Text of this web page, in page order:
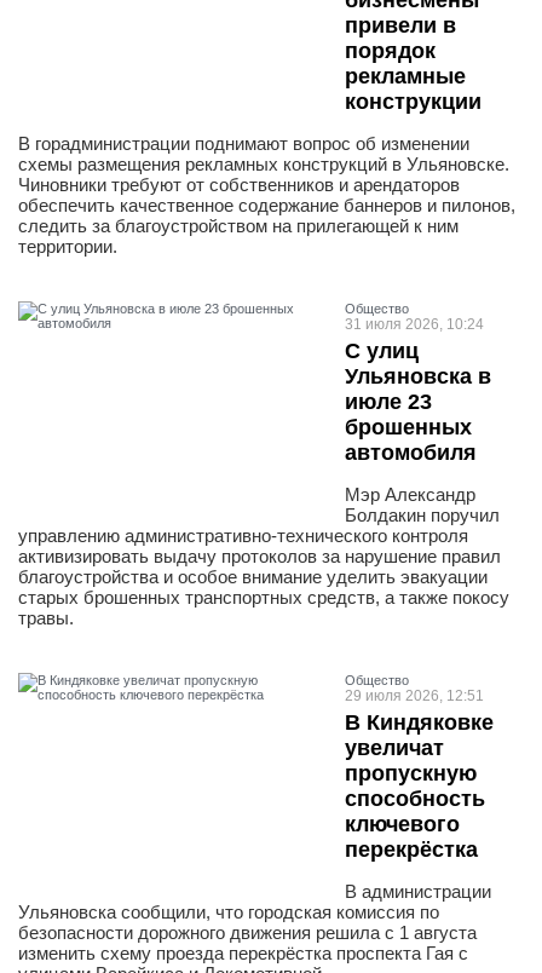
привели в
порядок
рекламные
конструкции
В горадминистрации поднимают вопрос об изменении
схемы размещения рекламных конструкций в Ульяновске.
Чиновники требуют от собственников и арендаторов
обеспечить качественное содержание баннеров и пилонов,
следить за благоустройством на прилегающей к ним
территории.
Общество
31 июля 2026, 10:24
С улиц
Ульяновска в
июле 23
брошенных
автомобиля
Мэр Александр
Болдакин поручил
управлению административно-технического контроля
активизировать выдачу протоколов за нарушение правил
благоустройства и особое внимание уделить эвакуации
старых брошенных транспортных средств, а также покосу
травы.
Общество
29 июля 2026, 12:51
В Киндяковке
увеличат
пропускную
способность
ключевого
перекрёстка
В администрации
Ульяновска сообщили, что городская комиссия по
безопасности дорожного движения решила с 1 августа
изменить схему проезда перекрёстка проспекта Гая с